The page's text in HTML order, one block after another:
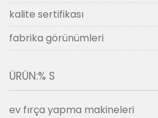
kalite sertifikası
fabrika görünümleri
ÜRÜN:% S
ev fırça yapma makineleri